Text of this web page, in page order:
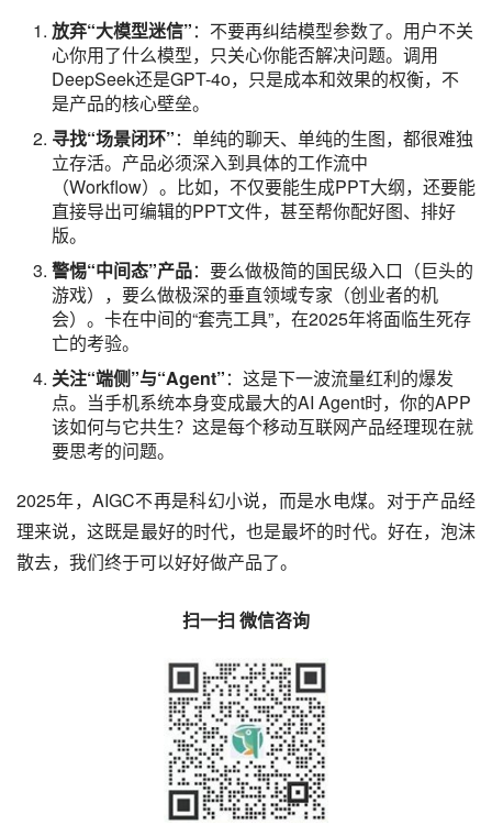
放弃“大模型迷信”：不要再纠结模型参数了。用户不关
心你用了什么模型，只关心你能否解决问题。调用
DeepSeek还是GPT-4o，只是成本和效果的权衡，不
是产品的核心壁垒。
寻找“场景闭环”：单纯的聊天、单纯的生图，都很难独
立存活。产品必须深入到具体的工作流中
（Workflow）。比如，不仅要能生成PPT大纲，还要能
直接导出可编辑的PPT文件，甚至帮你配好图、排好
版。
警惕“中间态”产品：要么做极简的国民级入口（巨头的
游戏），要么做极深的垂直领域专家（创业者的机
会）。卡在中间的“套壳工具”，在2025年将面临生死存
亡的考验。
关注“端侧”与“Agent”：这是下一波流量红利的爆发
点。当手机系统本身变成最大的AI Agent时，你的APP
该如何与它共生？这是每个移动互联网产品经理现在就
要思考的问题。
2025年，AIGC不再是科幻小说，而是水电煤。对于产品经
理来说，这既是最好的时代，也是最坏的时代。好在，泡沫
散去，我们终于可以好好做产品了。
扫一扫 微信咨询